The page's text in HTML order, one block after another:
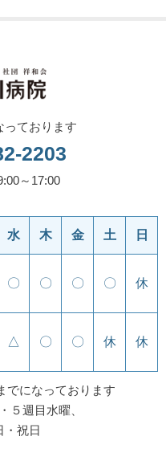
ております
2203
～17:00
水 木 金 土 日
〇 〇 〇 〇 休
△ 〇 〇 休 休
でになっております
５週目水曜、
・祝日